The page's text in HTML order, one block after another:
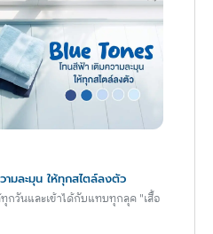
มละมุน ให้ทุกสไตล์ลงตัว
วันและเข้าได้กับแทบทุกลุค "เสื้อ